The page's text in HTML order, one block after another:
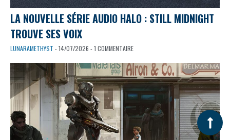
LA NOUVELLE SÉRIE AUDIO HALO : STILL MIDNIGHT
TROUVE SES VOIX
LUNARAMETHYST - 14/07/2026 - 1 COMMENTAIRE